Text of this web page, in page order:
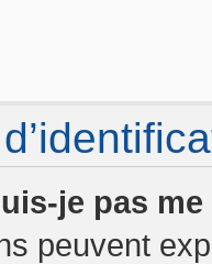
je pas
peuvent